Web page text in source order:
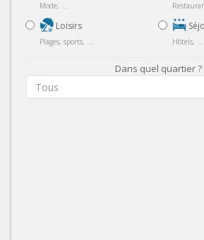
Mode, ...
Loisirs
Plages, sports, ... Hôtels, ...
Dans quel quartier ?
Tous